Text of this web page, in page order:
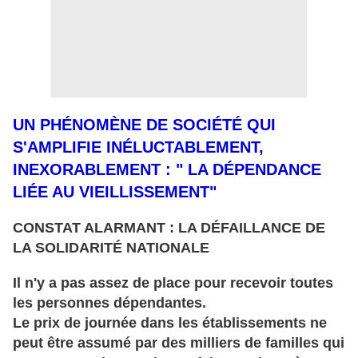
UN PHÉNOMÈNE DE SOCIÉTÉ QUI
S'AMPLIFIE INÉLUCTABLEMENT,
INEXORABLEMENT : " LA DÉPENDANCE
LIÉE AU VIEILLISSEMENT"
CONSTAT ALARMANT : LA DÉFAILLANCE DE
LA SOLIDARITÉ NATIONALE
Il n'y a pas assez de place pour recevoir toutes
les personnes dépendantes.
Le prix de journée dans les établissements ne
peut être assumé par des milliers de familles qui